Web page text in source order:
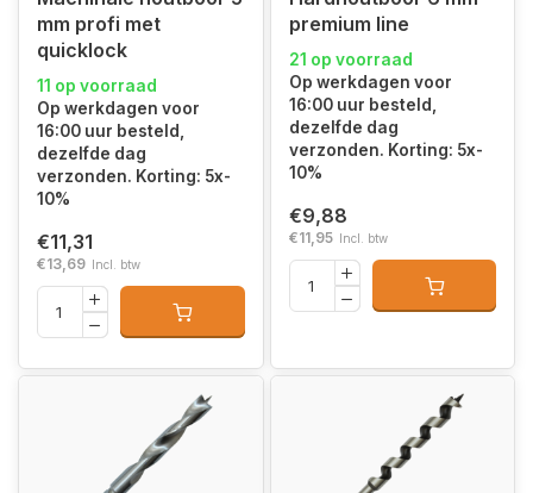
mm profi met
quicklock
11 op voorraad
Op werkdagen voor
16:00 uur besteld,
dezelfde dag
verzonden. Korting: 5x-
10%
€11,31
€13,69 Incl. btw
premium line
21 op voorraad
Op werkdagen voor
16:00 uur besteld,
dezelfde dag
verzonden. Korting: 5x-
10%
€9,88
€11,95 Incl. btw